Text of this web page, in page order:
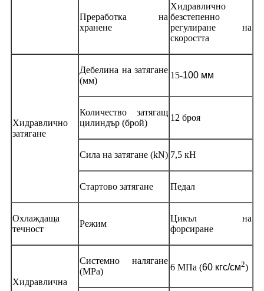
Преработка на
хранене
Хидравлично
безстепенно
регулиране на
скоростта
Хидравлично
затягане
Дебелина на затягане
(мм)
15-100 мм
Количество затягащ
цилиндър (брой)
12 броя
Сила на затягане (kN) 7,5 кН
Стартово затягане Педал
Охлаждаща
течност
Режим
Цикъл на
форсиране
Хидравлична
Системно налягане
(MPa)
6 МПа (60 кгс/см2)